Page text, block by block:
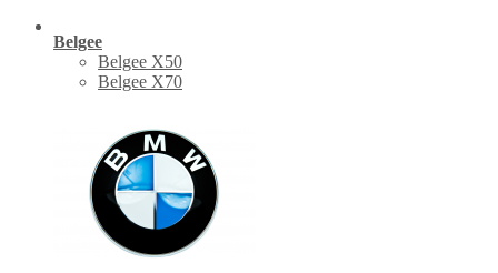
Belgee
Belgee X50
Belgee X70